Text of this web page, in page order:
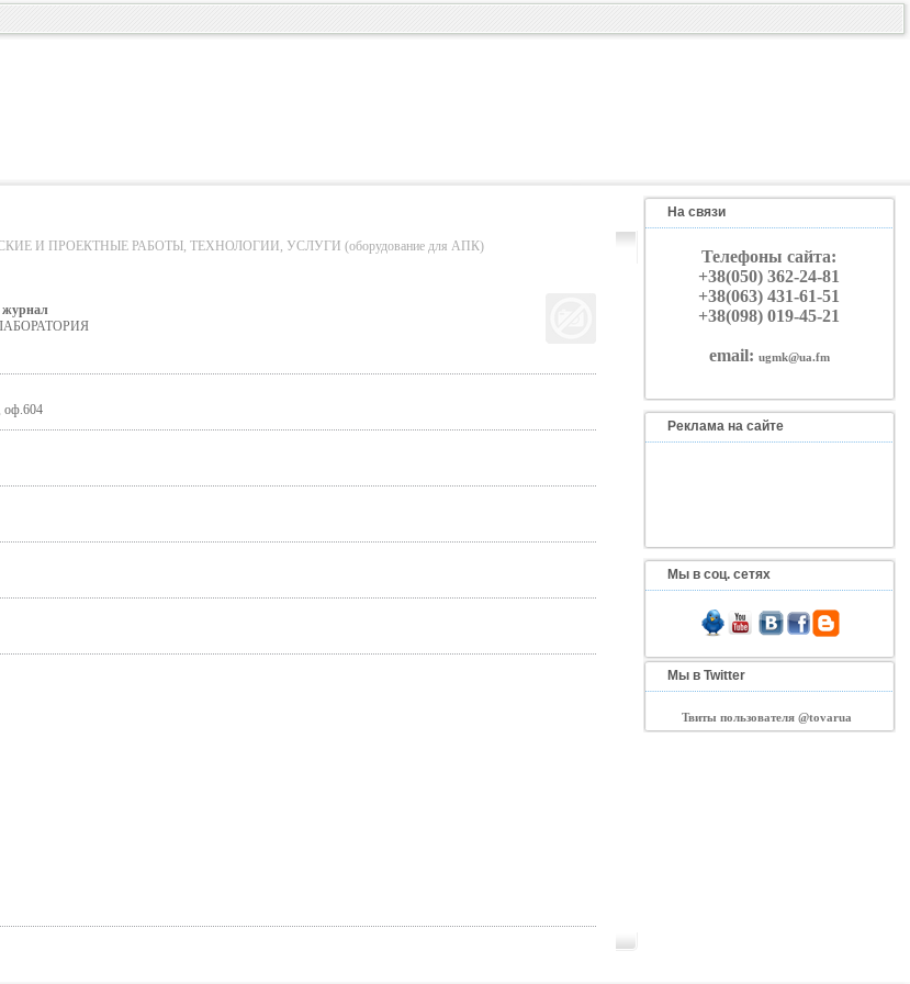
И ПРОЕКТНЫЕ РАБОТЫ, ТЕХНОЛОГИИ, УСЛУГИ (оборудование для АПК)
оф.604
На связи
Телефоны сайта:
+38(050) 362-24-81
+38(063) 431-61-51
+38(098) 019-45-21
email: ugmk@ua.fm
Реклама на сайте
Мы в соц. сетях
Мы в Twitter
Твиты пользователя @tovarua